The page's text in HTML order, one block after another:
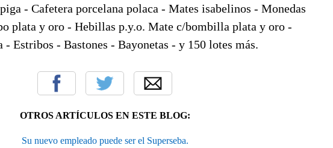
- Cafetera porcelana polaca - Mates isabelinos - Monedas
plata y oro - Hebillas p.y.o. Mate c/bombilla plata y oro -
- Estribos - Bastones - Bayonetas - y 150 lotes más.
OTROS ARTÍCULOS EN ESTE BLOG:
Su nuevo empleado puede ser el Superseba.